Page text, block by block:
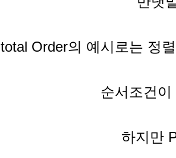
total Order의 예시로는 정
순서조건
하지만